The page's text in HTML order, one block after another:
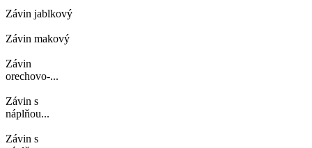
Závin jablkový
Závin makový
Závin
orechovo-...
Závin s
náplňou...
Závin s